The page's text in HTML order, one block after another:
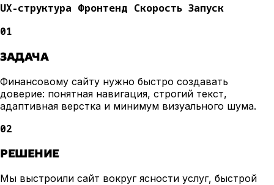
UX-структура Фронтенд Скорость Запуск
01
ЗАДАЧА
Финансовому сайту нужно быстро создавать
доверие: понятная навигация, строгий текст,
адаптивная верстка и минимум визуального шума.
02
РЕШЕНИЕ
Мы выстроили сайт вокруг ясности услуг, быстрой